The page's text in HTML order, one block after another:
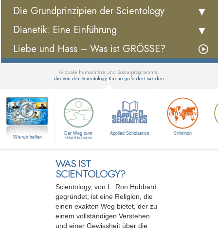
Die Grundprinzipien der Scientology
Dianetik: Eine Einführung
Liebe und Hass – Was ist GRÖSSE?
Globale humanitäre und Sozialprogramme,
die von der Scientology Kirche gefördert werden
Wie wir helfen
Der Weg zum
Glücklichsein
Applied Scholastics Criminon
WAS IST
SCIENTOLOGY?
Scientology, von L. Ron Hubbard
gegründet, ist eine Religion, die
einen exakten Weg bietet, der zu
einem vollständigen Verstehen
und einer Gewissheit über die